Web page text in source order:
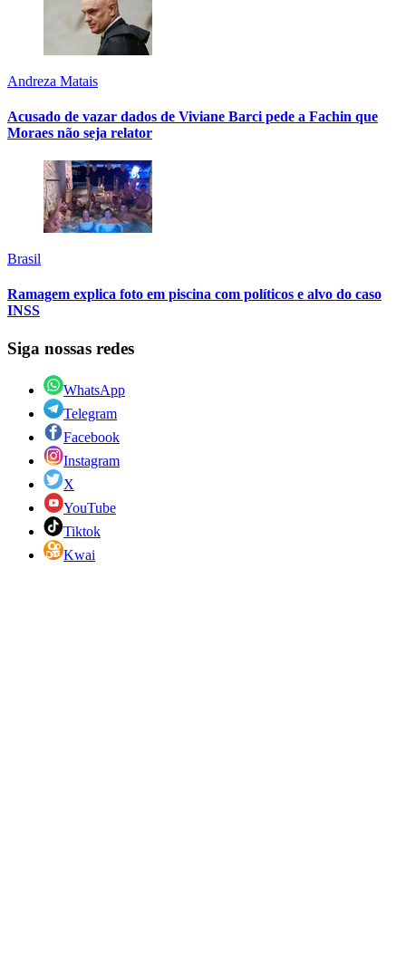
Andreza Matais
Acusado de vazar dados de Viviane Barci pede a Fachin que
Moraes não seja relator
Brasil
Ramagem explica foto em piscina com políticos e alvo do caso
INSS
Siga nossas redes
WhatsApp
Telegram
Facebook
Instagram
X
YouTube
Tiktok
Kwai